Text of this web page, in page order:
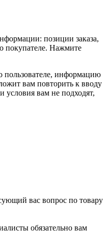
позиции заказа,
покупателе. Нажмите
пользователе, информацию
вам повторить к вводу
условия вам не подходят,
вас вопрос по товару
обязательно вам